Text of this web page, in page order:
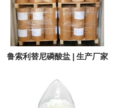
鲁索利替尼磷酸盐 | 生产厂家